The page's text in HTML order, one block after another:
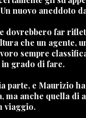
nuovo aneddoto
dovrebbero far
che un agente,
sempre
in grado di fare.
parte, e Maurizio
ma anche quella di
viaggio.